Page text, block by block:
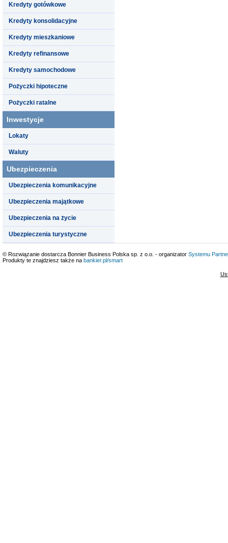
Kredyty gotówkowe
Kredyty konsolidacyjne
Kredyty mieszkaniowe
Kredyty refinansowe
Kredyty samochodowe
Pożyczki hipoteczne
Pożyczki ratalne
Inwestycje
Lokaty
Waluty
Ubezpieczenia
Ubezpieczenia komunikacyjne
Ubezpieczenia majątkowe
Ubezpieczenia na życie
Ubezpieczenia turystyczne
© Rozwiązanie dostarcza Bonnier Business Polska sp. z o.o. - organizator Systemu
Produkty te znajdziesz także na bankier.pl/smart